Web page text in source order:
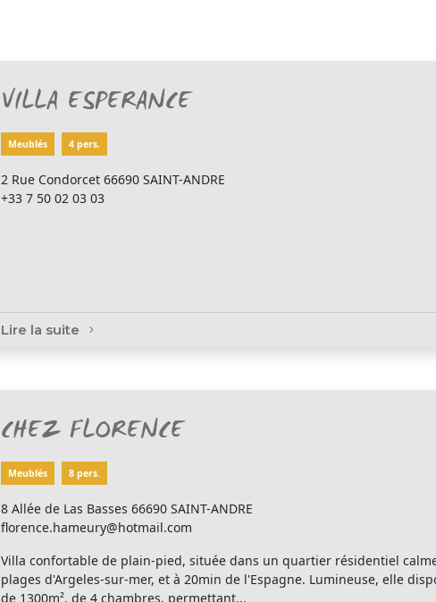
VILLA ESPERANCE
Meublés 4 pers.
2 Rue Condorcet 66690 SAINT-ANDRE
+33 7 50 02 03 03
Lire la suite
CHEZ FLORENCE
Meublés 8 pers.
8 Allée de Las Basses 66690 SAINT-ANDRE
florence.hameury@hotmail.com
Villa confortable de plain-pied, située dans un quartier résidentiel
plages d'Argeles-sur-mer, et à 20min de l'Espagne. Lumineuse, elle
de 1300m², de 4 chambres, permettant...